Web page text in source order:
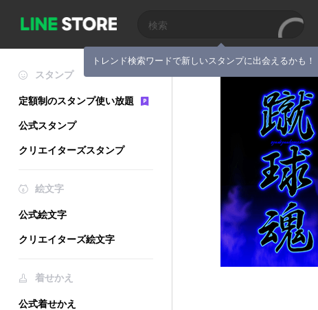
トレンド検索ワードで新しいスタンプに出会えるかも！
スタンプ
定額制のスタンプ使い放題
公式スタンプ
クリエイターズスタンプ
絵文字
公式絵文字
クリエイターズ絵文字
着せかえ
公式着せかえ